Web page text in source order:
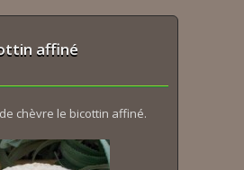
affiné
chèvre le bicottin affiné.